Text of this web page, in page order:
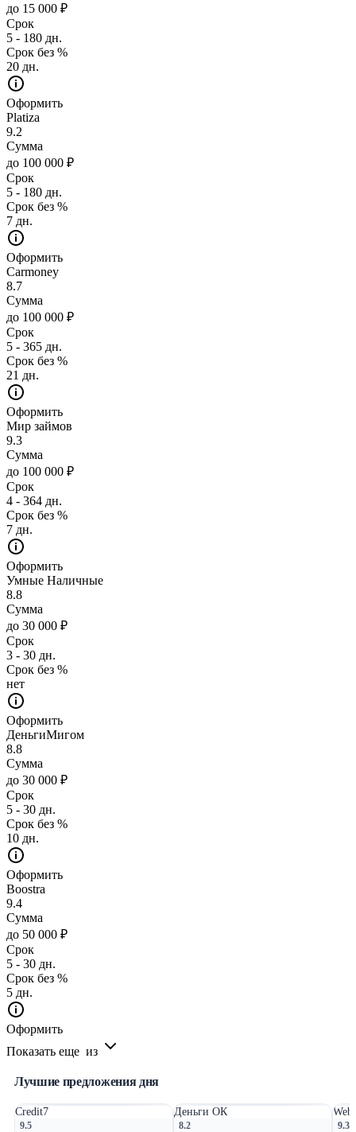
до 15 000 ₽
Срок
5 - 180 дн.
Срок без %
20 дн.
Оформить
Platiza
9.2
Сумма
до 100 000 ₽
Срок
5 - 180 дн.
Срок без %
7 дн.
Оформить
Carmoney
8.7
Сумма
до 100 000 ₽
Срок
5 - 365 дн.
Срок без %
21 дн.
Оформить
Мир займов
9.3
Сумма
до 100 000 ₽
Срок
4 - 364 дн.
Срок без %
7 дн.
Оформить
Умные Наличные
8.8
Сумма
до 30 000 ₽
Срок
3 - 30 дн.
Срок без %
нет
Оформить
ДеньгиМигом
8.8
Сумма
до 30 000 ₽
Срок
5 - 30 дн.
Срок без %
10 дн.
Оформить
Boostra
9.4
Сумма
до 50 000 ₽
Срок
5 - 30 дн.
Срок без %
5 дн.
Оформить
Показать еще из
Лучшие предложения дня
Credit7
9.5
Деньги ОК
8.2 9.3